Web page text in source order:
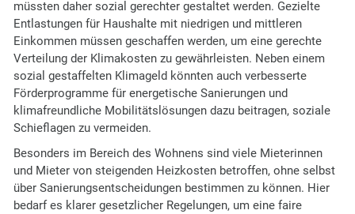
müssten daher sozial gerechter gestaltet werden. Gezielte
Entlastungen für Haushalte mit niedrigen und mittleren
Einkommen müssen geschaffen werden, um eine gerechte
Verteilung der Klimakosten zu gewährleisten. Neben einem
sozial gestaffelten Klimageld könnten auch verbesserte
Förderprogramme für energetische Sanierungen und
klimafreundliche Mobilitätslösungen dazu beitragen, soziale
Schieflagen zu vermeiden.
Besonders im Bereich des Wohnens sind viele Mieterinnen
und Mieter von steigenden Heizkosten betroffen, ohne selbst
über Sanierungsentscheidungen bestimmen zu können. Hier
bedarf es klarer gesetzlicher Regelungen, um eine faire